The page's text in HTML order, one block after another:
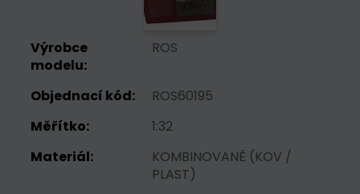
Výrobce
modelu:
ROS
Objednací kód:
ROS60195
Měřítko:
1:32
Materiál:
KOMBINOVANĚ (KOV /
PLAST)